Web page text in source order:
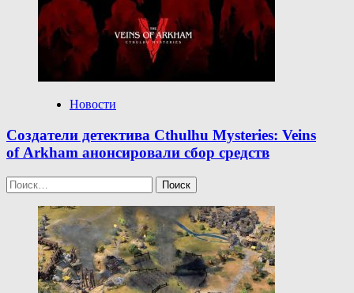
Новости
Создатели детектива Cthulhu Mysteries: Veins
of Arkham анонсировали сбор средств
Найти: